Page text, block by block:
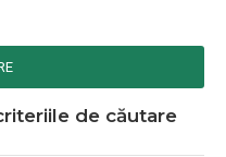
de căutare